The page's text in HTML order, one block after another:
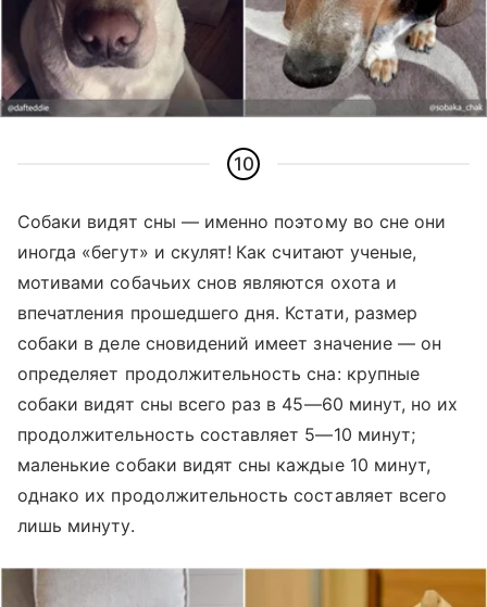
10
Собаки видят сны —именно поэтому во сне они
иногда «бегут» и скулят! Как считают ученые,
мотивами собачьих снов являются охота и
впечатления прошедшего дня. Кстати, размер
собаки в деле сновидений имеет значение —он
определяет продолжительность сна: крупные
собаки видят сны всего раз в 45—60 минут, но их
продолжительность составляет 5—10 минут;
маленькие собаки видят сны каждые 10 минут,
однако их продолжительность составляет всего
лишь минуту.